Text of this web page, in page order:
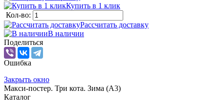
Купить в 1 клик
Кол-во:
Рассчитать доставку
В наличии
Поделиться
Ошибка
Закрыть окно
Maкси-постер. Три кота. Зима (А3)
Каталог